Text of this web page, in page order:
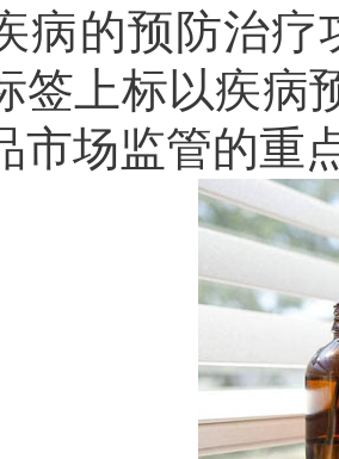
病的预防治疗
签上标以疾病
市场监管的重